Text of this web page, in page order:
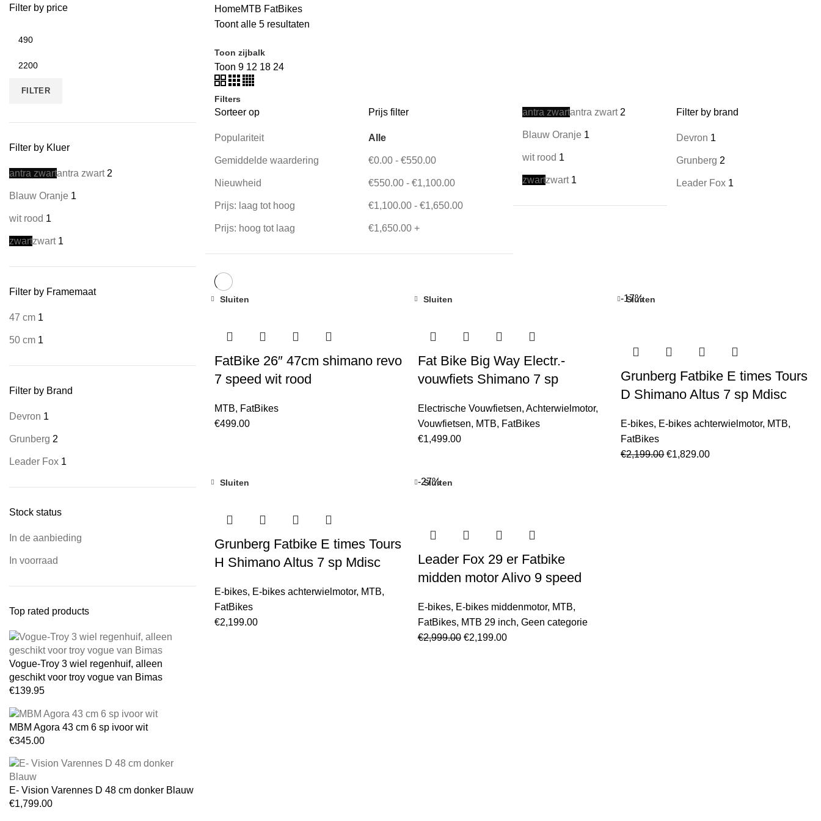
Filter by price
FILTER
Filter by Kluer
antra zwartantra zwart 2
Blauw Oranje 1
wit rood 1
zwartzwart 1
Filter by Framemaat
47 cm 1
50 cm 1
Filter by Brand
Devron 1
Grunberg 2
Leader Fox 1
Stock status
In de aanbieding
In voorraad
Top rated products
Vogue-Troy 3 wiel regenhuif, alleen
geschikt voor troy vogue van Bimas
€139.95
MBM Agora 43 cm 6 sp ivoor wit
€345.00
E- Vision Varennes D 48 cm donker Blauw
€1,799.00
HomeMTB FatBikes
Toont alle 5 resultaten
Toon zijbalk
Toon 9 12 18 24
Filters
Sorteer op
Populariteit
Gemiddelde waardering
Nieuwheid
Prijs: laag tot hoog
Prijs: hoog tot laag
Prijs filter
Alle
€0.00 - €550.00
€550.00 - €1,100.00
€1,100.00 - €1,650.00
€1,650.00 +
antra zwartantra zwart 2
Blauw Oranje 1
wit rood 1
zwartzwart 1
Filter by brand
Devron 1
Grunberg 2
Leader Fox 1
Sluiten
FatBike 26″ 47cm shimano revo
7 speed wit rood
MTB, FatBikes
€499.00
Sluiten
Fat Bike Big Way Electr.-
vouwfiets Shimano 7 sp
Electrische Vouwfietsen, Achterwielmotor,
Vouwfietsen, MTB, FatBikes
€1,499.00
-17%
Sluiten
Grunberg Fatbike E times Tours
D Shimano Altus 7 sp Mdisc
E-bikes, E-bikes achterwielmotor, MTB,
FatBikes
€2,199.00 €1,829.00
Sluiten
Grunberg Fatbike E times Tours
H Shimano Altus 7 sp Mdisc
E-bikes, E-bikes achterwielmotor, MTB,
FatBikes
€2,199.00
-27%
Sluiten
Leader Fox 29 er Fatbike
midden motor Alivo 9 speed
E-bikes, E-bikes middenmotor, MTB,
FatBikes, MTB 29 inch, Geen categorie
€2,999.00 €2,199.00